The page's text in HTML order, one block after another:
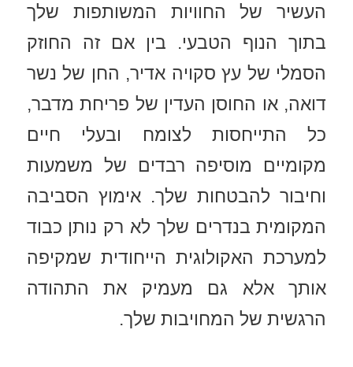
העשיר של החוויות המשותפות שלך
בתוך הנוף הטבעי. בין אם זה החוזק
הסמלי של עץ סקויה אדיר, החן של נשר
דואה, או החוסן העדין של פריחת מדבר,
כל התייחסות לצומח ובעלי חיים
מקומיים מוסיפה רבדים של משמעות
וחיבור להבטחות שלך. אימוץ הסביבה
המקומית בנדרים שלך לא רק נותן כבוד
למערכת האקולוגית הייחודית שמקיפה
אותך אלא גם מעמיק את התהודה
הרגשית של המחויבות שלך.